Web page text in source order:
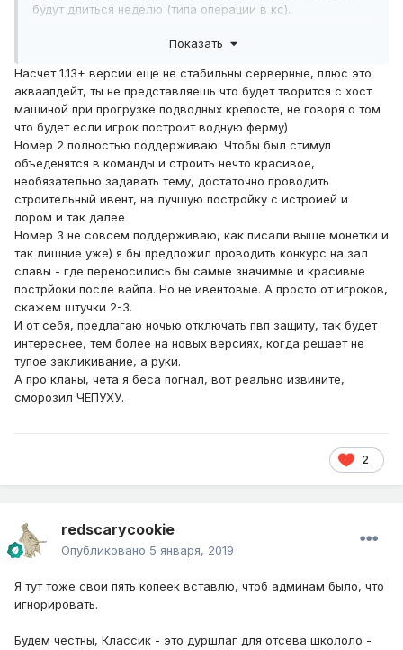
будут длиться неделю (типа операции в кс).
3. Перед вайпом проводить конкурс на лучшую
призы в виде монеток (и не по 100 штучек пхахахахах)
Показать
Насчет 1.13+ версии еще не стабильны серверные, плюс это
акваапдейт, ты не представляешь что будет творится с хост
машиной при прогрузке подводных крепосте, не говоря о том
что будет если игрок построит водную ферму)
Номер 2 полностью поддерживаю: Чтобы был стимул
объеденятся в команды и строить нечто красивое,
необязательно задавать тему, достаточно проводить
строительный ивент, на лучшую постройку с истроией и
лором и так далее
Номер 3 не совсем поддерживаю, как писали выше монетки и
так лишние уже) я бы предложил проводить конкурс на зал
славы - где переносились бы самые значимые и красивые
пострйоки после вайпа. Но не ивентовые. А просто от игроков,
скажем штучки 2-3.
И от себя, предлагаю ночью отключать пвп защиту, так будет
интереснее, тем более на новых версиях, когда решает не
тупое закликивание, а руки.
А про кланы, чета я беса погнал, вот реально извините,
сморозил ЧЕПУХУ.
2
redscarycookie
Опубликовано 5 января, 2019
Я тут тоже свои пять копеек вставлю, чтоб админам было, что
игнорировать.
Будем честны, Классик - это дуршлаг для отсева школоло -